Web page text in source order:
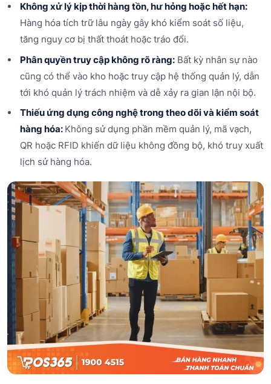
Không xử lý kịp thời hàng tồn, hư hỏng hoặc hết hạn:
Hàng hóa tích trữ lâu ngày gây khó kiểm soát số liệu,
tăng nguy cơ bị thất thoát hoặc tráo đổi.
Phân quyền truy cập không rõ ràng:Bất kỳ nhân sự nào
cũng có thể vào kho hoặc truy cập hệ thống quản lý, dẫn
tới khó quản lý trách nhiệm và dễ xảy ra gian lận nội bộ.
Thiếu ứng dụng công nghệ trong theo dõi và kiểm soát
hàng hóa: Không sử dụng phần mềm quản lý, mã vạch,
QR hoặc RFID khiến dữ liệu không đồng bộ, khó truy xuất
lịch sử hàng hóa.